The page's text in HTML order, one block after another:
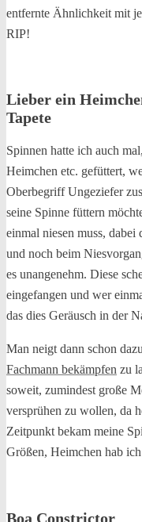
entfernte Ähnlichkeit mit
RIP!
Lieber ein
Tapete
Spinnen hatte ich auch
Heimchen etc. gefüttert,
Oberbegriff Ungeziefer
seine Spinne füttern
einmal niesen muss,
und noch beim
es unangenehm. Diese
eingefangen und wer
das dies Geräusch in der
Man neigt dann schon
Fachmann bekämpfen zu
soweit, zumindest große
versprühen zu wollen, da
Zeitpunkt bekam meine
Größen, Heimchen hab
Boa Constrictor